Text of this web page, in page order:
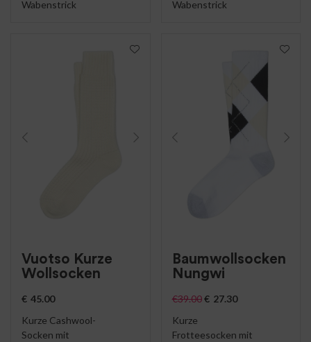
Wabenstrick
Wabenstrick
Vuotso Kurze
Wollsocken
€ 45.00
Kurze Cashwool-
Socken mit
Baumwollsocken
Nungwi
€39.00 € 27.30
Kurze
Frotteesocken mit